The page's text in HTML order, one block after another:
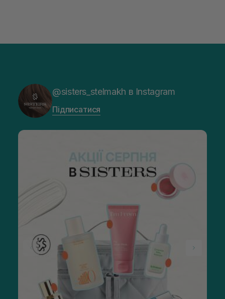
@sisters_stelmakh в Instagram
Підписатися